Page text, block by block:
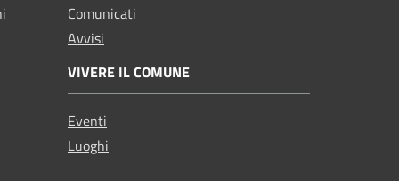
Comunicati
Avvisi
VIVERE IL COMUNE
Eventi
Luoghi